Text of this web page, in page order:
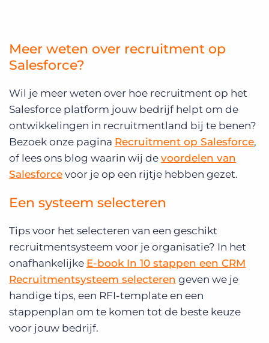
Meer weten over recruitment op
Salesforce?
Wil je meer weten over hoe recruitment op het
Salesforce platform jouw bedrijf helpt om de
ontwikkelingen in recruitmentland bij te benen?
Bezoek onze pagina Recruitment op Salesforce,
of lees ons blog waarin wij de voordelen van
Salesforce voor je op een rijtje hebben gezet.
Een systeem selecteren
Tips voor het selecteren van een geschikt
recruitmentsysteem voor je organisatie? In het
onafhankelijke E-book In 10 stappen een CRM
Recruitmentsysteem selecteren geven we je
handige tips, een RFI-template en een
stappenplan om te komen tot de beste keuze
voor jouw bedrijf.